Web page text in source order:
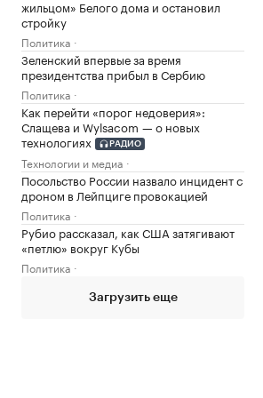
жильцом» Белого дома и остановил
стройку
Политика
Зеленский впервые за время
президентства прибыл в Сербию
Политика
Как перейти «порог недоверия»:
Слащева и Wylsacom — о новых
технологиях
РАДИО
Технологии и медиа
Посольство России назвало инцидент с
дроном в Лейпциге провокацией
Политика
Рубио рассказал, как США затягивают
«петлю» вокруг Кубы
Политика
Загрузить еще